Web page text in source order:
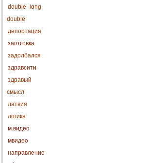
double
long
double
депортация
заготовка
задолбался
здравсити
здравый
смысл
латвия
логика
м.видео
мвидео
направление